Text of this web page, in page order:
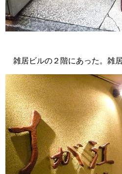
雑居ビルの２階にあった。雑